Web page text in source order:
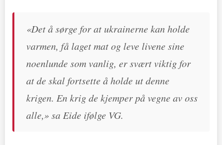
«Det å sørge for at ukrainerne kan holde
varmen, få laget mat og leve livene sine
noenlunde som vanlig, er svært viktig for
at de skal fortsette å holde ut denne
krigen. En krig de kjemper på vegne av oss
alle,» sa Eide ifølge VG.